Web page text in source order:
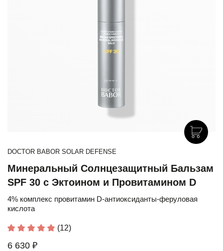
DOCTOR BABOR SOLAR DEFENSE
Минеральный Солнцезащитный Бальзам
SPF 30 с Эктоином и Провитамином D
4% комплекс провитамин D-антиоксиданты-феруловая
кислота
(12)
6 630 ₽